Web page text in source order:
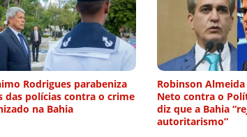
Rodrigues parabeniza
das polícias contra o crime
na Bahia
Robinson
Neto contra o
diz que a Bahia
autoritarismo”